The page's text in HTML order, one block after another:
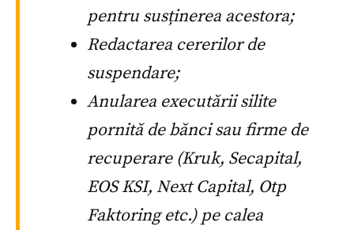
pentru susținerea acestora;
Redactarea cererilor de
suspendare;
Anularea executării silite
pornită de bănci sau firme de
recuperare (Kruk, Secapital,
EOS KSI, Next Capital, Otp
Faktoring etc.) pe calea